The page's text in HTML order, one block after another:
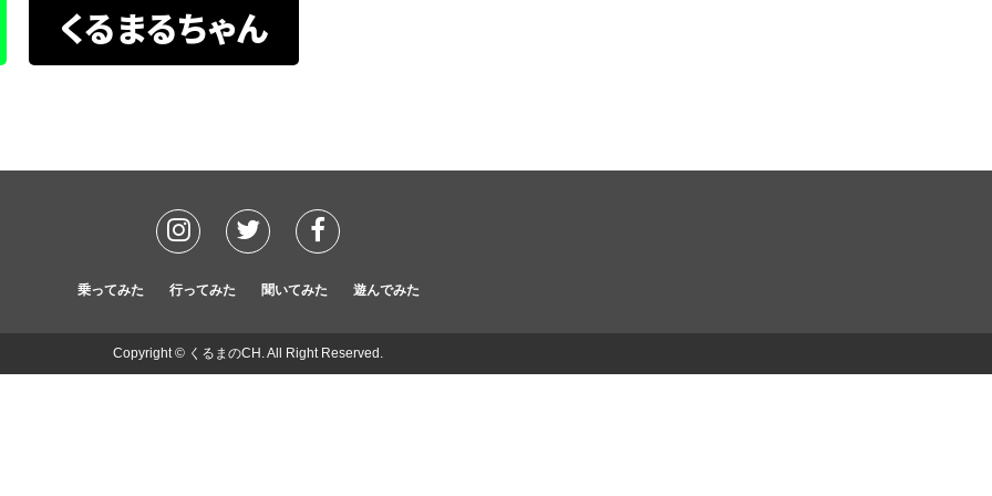
くるまるちゃん
乗ってみた 行ってみた 聞いてみた 遊んでみた
Copyright © くるまのCH. All Right Reserved.